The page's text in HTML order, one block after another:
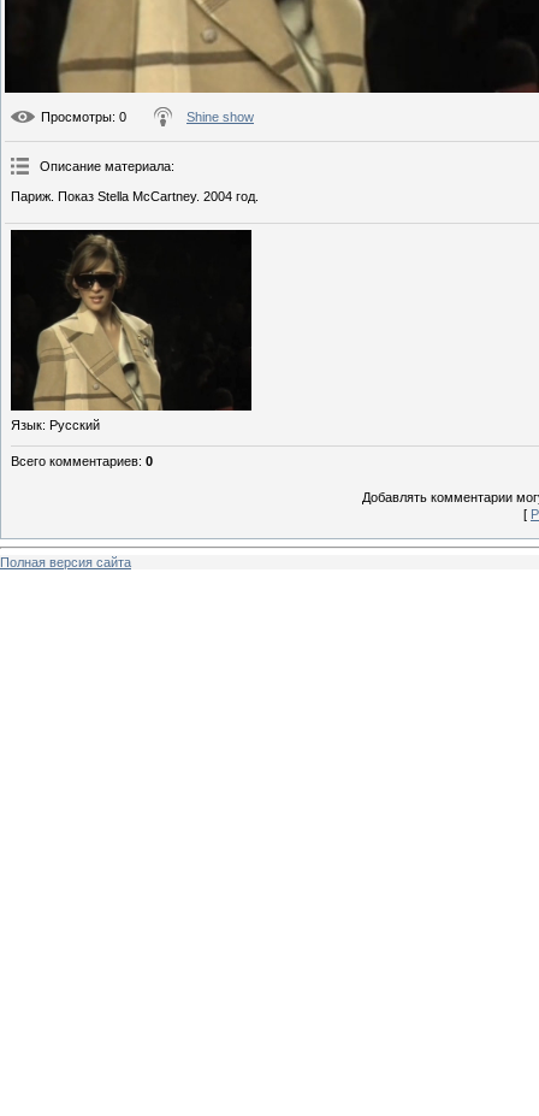
Просмотры: 0 Shine show
Описание материала:
Париж. Показ Stella McCartney. 2004 год.
Язык: Русский
Всего комментариев: 0
Добавлять комментарии
[
Полная версия сайта